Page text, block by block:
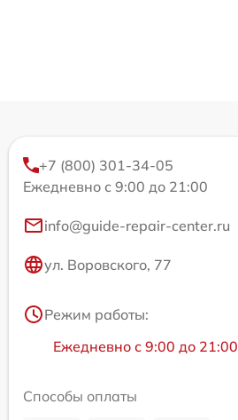
+7 (800) 301-34-05
Ежедневно с 9:00 до 21:00
info@guide-repair-center.ru
ул. Воровского, 77
Режим работы:
Ежедневно с 9:00 до 21:00
Способы оплаты